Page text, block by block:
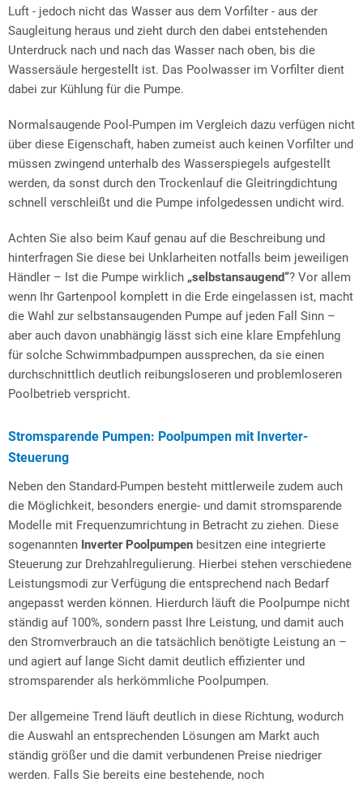
Luft - jedoch nicht das Wasser aus dem Vorfilter - aus der
Saugleitung heraus und zieht durch den dabei entstehenden
Unterdruck nach und nach das Wasser nach oben, bis die
Wassersäule hergestellt ist. Das Poolwasser im Vorfilter dient
dabei zur Kühlung für die Pumpe.
Normalsaugende Pool-Pumpen im Vergleich dazu verfügen nicht
über diese Eigenschaft, haben zumeist auch keinen Vorfilter und
müssen zwingend unterhalb des Wasserspiegels aufgestellt
werden, da sonst durch den Trockenlauf die Gleitringdichtung
schnell verschleißt und die Pumpe infolgedessen undicht wird.
Achten Sie also beim Kauf genau auf die Beschreibung und
hinterfragen Sie diese bei Unklarheiten notfalls beim jeweiligen
Händler – Ist die Pumpe wirklich „selbstansaugend“? Vor allem
wenn Ihr Gartenpool komplett in die Erde eingelassen ist, macht
die Wahl zur selbstansaugenden Pumpe auf jeden Fall Sinn –
aber auch davon unabhängig lässt sich eine klare Empfehlung
für solche Schwimmbadpumpen aussprechen, da sie einen
durchschnittlich deutlich reibungsloseren und problemloseren
Poolbetrieb verspricht.
Stromsparende Pumpen: Poolpumpen mit Inverter-
Steuerung
Neben den Standard-Pumpen besteht mittlerweile zudem auch
die Möglichkeit, besonders energie- und damit stromsparende
Modelle mit Frequenzumrichtung in Betracht zu ziehen. Diese
sogenannten Inverter Poolpumpen besitzen eine integrierte
Steuerung zur Drehzahlregulierung. Hierbei stehen verschiedene
Leistungsmodi zur Verfügung die entsprechend nach Bedarf
angepasst werden können. Hierdurch läuft die Poolpumpe nicht
ständig auf 100%, sondern passt Ihre Leistung, und damit auch
den Stromverbrauch an die tatsächlich benötigte Leistung an –
und agiert auf lange Sicht damit deutlich effizienter und
stromsparender als herkömmliche Poolpumpen.
Der allgemeine Trend läuft deutlich in diese Richtung, wodurch
die Auswahl an entsprechenden Lösungen am Markt auch
ständig größer und die damit verbundenen Preise niedriger
werden. Falls Sie bereits eine bestehende, noch